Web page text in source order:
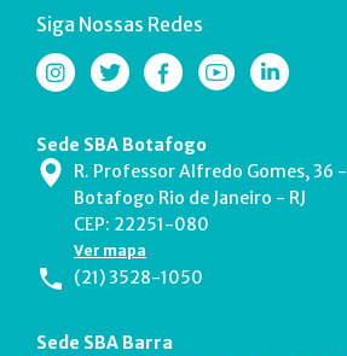
Siga Nossas Redes
Sede SBA Botafogo
R. Professor Alfredo Gomes, 36 -
Botafogo Rio de Janeiro - RJ
CEP: 22251-080
Ver mapa
(21) 3528-1050
Sede SBA Barra